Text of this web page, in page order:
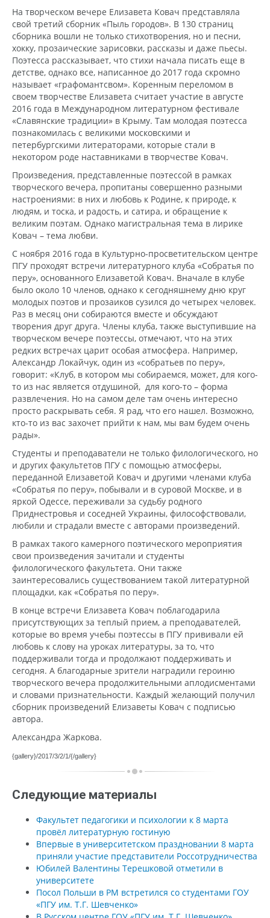
На творческом вечере Елизавета Ковач представляла
свой третий сборник «Пыль городов». В 130 страниц
сборника вошли не только стихотворения, но и песни,
хокку, прозаические зарисовки, рассказы и даже пьесы.
Поэтесса рассказывает, что стихи начала писать еще в
детстве, однако все, написанное до 2017 года скромно
называет «графомантсвом». Коренным переломом в
своем творчестве Елизавета считает участие в августе
2016 года в Международном литературном фестивале
«Славянские традиции» в Крыму. Там молодая поэтесса
познакомилась с великими московскими и
петербургскими литераторами, которые стали в
некотором роде наставниками в творчестве Ковач.
Произведения, представленные поэтессой в рамках
творческого вечера, пропитаны совершенно разными
настроениями: в них и любовь к Родине, к природе, к
людям, и тоска, и радость, и сатира, и обращение к
великим поэтам. Однако магистральная тема в лирике
Ковач – тема любви.
С ноября 2016 года в Культурно-просветительском центре
ПГУ проходят встречи литературного клуба «Собратья по
перу», основанного Елизаветой Ковач. Вначале в клубе
было около 10 членов, однако к сегодняшнему дню круг
молодых поэтов и прозаиков сузился до четырех человек.
Раз в месяц они собираются вместе и обсуждают
творения друг друга. Члены клуба, также выступившие на
творческом вечере поэтессы, отмечают, что на этих
редких встречах царит особая атмосфера. Например,
Александр Локайчук, один из «собратьев по перу»,
говорит: «Клуб, в котором мы собираемся, может, для кого-
то из нас является отдушиной, для кого-то – форма
развлечения. Но на самом деле там очень интересно
просто раскрывать себя. Я рад, что его нашел. Возможно,
кто-то из вас захочет прийти к нам, мы вам будем очень
рады».
Студенты и преподаватели не только филологического, но
и других факультетов ПГУ с помощью атмосферы,
переданной Елизаветой Ковач и другими членами клуба
«Собратья по перу», побывали и в суровой Москве, и в
яркой Одессе, переживали за судьбу родного
Приднестровья и соседней Украины, философствовали,
любили и страдали вместе с авторами произведений.
В рамках такого камерного поэтического мероприятия
свои произведения зачитали и студенты
филологического факультета. Они также
заинтересовались существованием такой литературной
площадки, как «Собратья по перу».
В конце встречи Елизавета Ковач поблагодарила
присутствующих за теплый прием, а преподавателей,
которые во время учебы поэтессы в ПГУ прививали ей
любовь к слову на уроках литературы, за то, что
поддерживали тогда и продолжают поддерживать и
сегодня. А благодарные зрители наградили героиню
творческого вечера продолжительными аплодисментами
и словами признательности. Каждый желающий получил
сборник произведений Елизаветы Ковач с подписью
автора.
Александра Жаркова.
{gallery}/2017/3/2/1/{/gallery}
Следующие материалы
Факультет педагогики и психологии к 8 марта
провёл литературную гостиную
Впервые в университетском праздновании 8 марта
приняли участие представители Россотрудничества
Юбилей Валентины Терешковой отметили в
университете
Посол Польши в РМ встретился со студентами ГОУ
«ПГУ им. Т.Г. Шевченко»